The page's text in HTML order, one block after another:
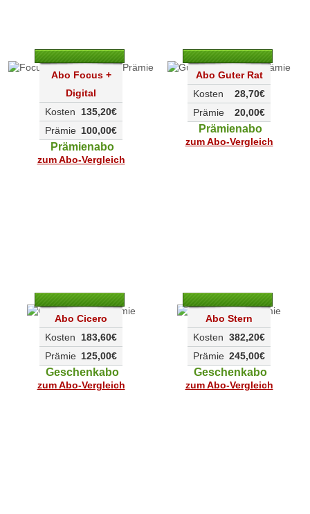
Abo Focus +
Digital
135,20€
Kosten
100,00€
Prämie
Prämienabo
zum Abo-Vergleich
Abo Guter Rat
28,70€
Kosten
20,00€
Prämie
Prämienabo
zum Abo-Vergleich
Abo Cicero
183,60€
Kosten
125,00€
Prämie
Geschenkabo
zum Abo-Vergleich
Abo Stern
382,20€
Kosten
245,00€
Prämie
Geschenkabo
zum Abo-Vergleich